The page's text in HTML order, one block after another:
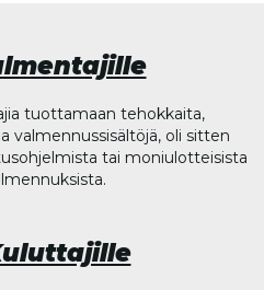
tuottamaan tehokkaita,
valmennussisältöjä, oli sitten
tai moniulotteisista